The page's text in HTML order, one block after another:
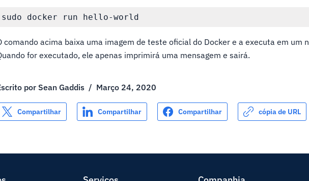
comando acima baixa uma imagem de teste oficial do Docker e a executa em um
for executado, ele apenas imprimirá uma mensagem e sairá.
por Sean Gaddis / Março 24, 2020
Compartilhar Compartilhar Compartilhar cópia de URL